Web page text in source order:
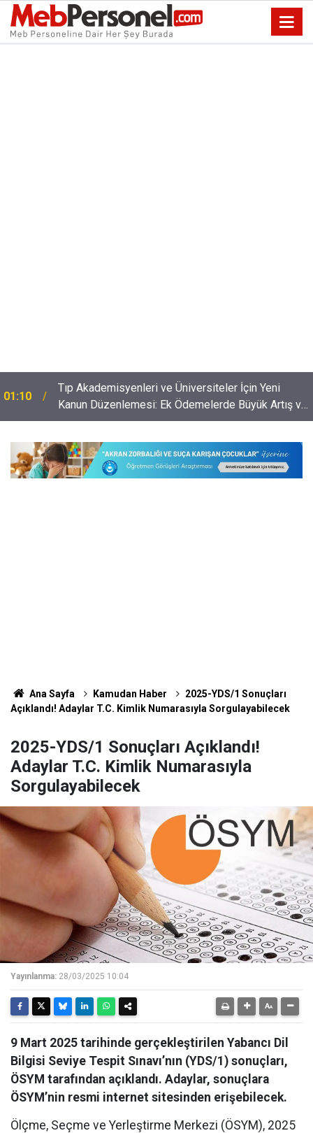
01:10
​Tıp Akademisyenleri ve Üniversiteler İçin Yeni
Kanun Düzenlemesi: Ek Ödemelerde Büyük Artış ve
Ar-Ge'ye Destek!
Ana Sayfa Kamudan Haber
2025-YDS/1 Sonuçları
Açıklandı! Adaylar T.C. Kimlik Numarasıyla Sorgulayabilecek
2025-YDS/1 Sonuçları Açıklandı!
Adaylar T.C. Kimlik Numarasıyla
Sorgulayabilecek
Yayınlanma: 28/03/2025 10:04
9 Mart 2025 tarihinde gerçekleştirilen Yabancı Dil
Bilgisi Seviye Tespit Sınavı’nın (YDS/1) sonuçları,
ÖSYM tarafından açıklandı. Adaylar, sonuçlara
ÖSYM’nin resmi internet sitesinden erişebilecek.
Ölçme, Seçme ve Yerleştirme Merkezi (ÖSYM), 2025